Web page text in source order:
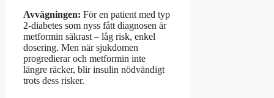
Avvägningen: För en patient med typ
2-diabetes som nyss fått diagnosen är
metformin säkrast – låg risk, enkel
dosering. Men när sjukdomen
progredierar och metformin inte
längre räcker, blir insulin nödvändigt
trots dess risker.